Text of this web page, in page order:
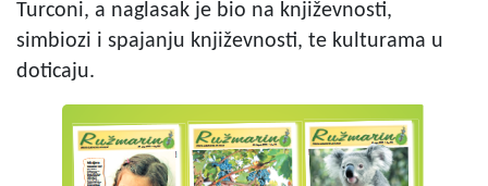
Turconi, a naglasak je bio na književnosti,
simbiozi i spajanju književnosti, te kulturama u
doticaju.